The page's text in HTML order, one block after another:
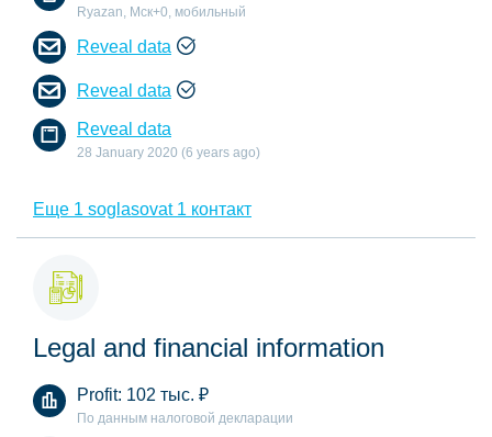
Ryazan, Мск+0, мобильный
Reveal data
Reveal data
Reveal data
28 January 2020 (6 years ago)
Еще 1 soglasovat 1 контакт
Legal and financial information
Profit: 102 тыс. ₽
По данным налоговой декларации